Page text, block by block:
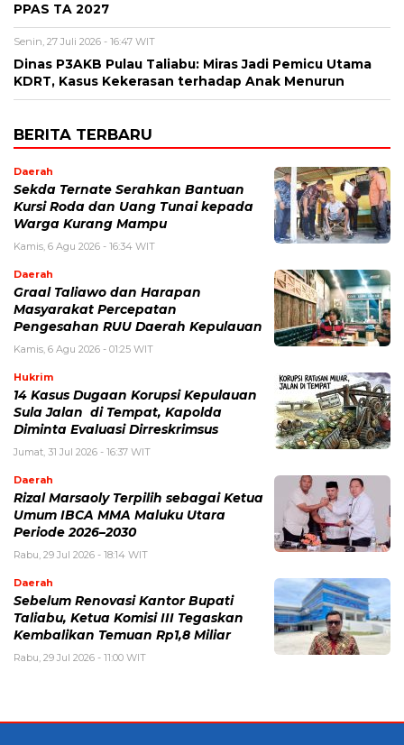
PPAS TA 2027
Senin, 27 Juli 2026 - 16:47 WIT
Dinas P3AKB Pulau Taliabu: Miras Jadi Pemicu Utama
KDRT, Kasus Kekerasan terhadap Anak Menurun
BERITA TERBARU
Daerah
Sekda Ternate Serahkan Bantuan
Kursi Roda dan Uang Tunai kepada
Warga Kurang Mampu
Kamis, 6 Agu 2026 - 16:34 WIT
Daerah
Graal Taliawo dan Harapan
Masyarakat Percepatan
Pengesahan RUU Daerah Kepulauan
Kamis, 6 Agu 2026 - 01:25 WIT
Hukrim
14 Kasus Dugaan Korupsi Kepulauan
Sula Jalan di Tempat, Kapolda
Diminta Evaluasi Dirreskrimsus
Jumat, 31 Jul 2026 - 16:37 WIT
Daerah
Rizal Marsaoly Terpilih sebagai Ketua
Umum IBCA MMA Maluku Utara
Periode 2026–2030
Rabu, 29 Jul 2026 - 18:14 WIT
Daerah
Sebelum Renovasi Kantor Bupati
Taliabu, Ketua Komisi III Tegaskan
Kembalikan Temuan Rp1,8 Miliar
Rabu, 29 Jul 2026 - 11:00 WIT